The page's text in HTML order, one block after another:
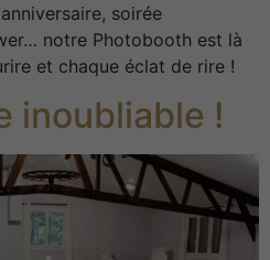
soirée
notre Photobooth est là
et chaque éclat de rire !
inoubliable !